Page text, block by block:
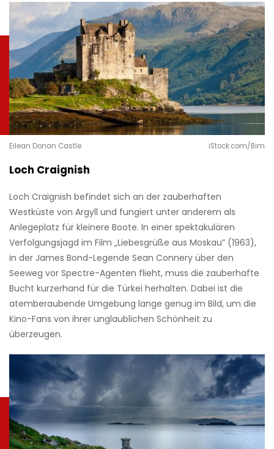
Eilean Donan Castle iStock.com/Bim
Loch Craignish
Loch Craignish befindet sich an der zauberhaften
Westküste von Argyll und fungiert unter anderem als
Anlegeplatz für kleinere Boote. In einer spektakulären
Verfolgungsjagd im Film „Liebesgrüße aus Moskau” (1963),
in der James Bond-Legende Sean Connery über den
Seeweg vor Spectre-Agenten flieht, muss die zauberhafte
Bucht kurzerhand für die Türkei herhalten. Dabei ist die
atemberaubende Umgebung lange genug im Bild, um die
Kino-Fans von ihrer unglaublichen Schönheit zu
überzeugen.